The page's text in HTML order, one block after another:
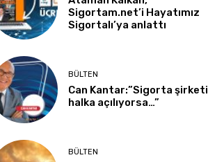
Sigortam.net’i Hayatımız
Sigortalı’ya anlattı
BÜLTEN
Can Kantar:”Sigorta şirketi
halka açılıyorsa…”
BÜLTEN